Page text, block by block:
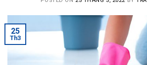
25
Th3